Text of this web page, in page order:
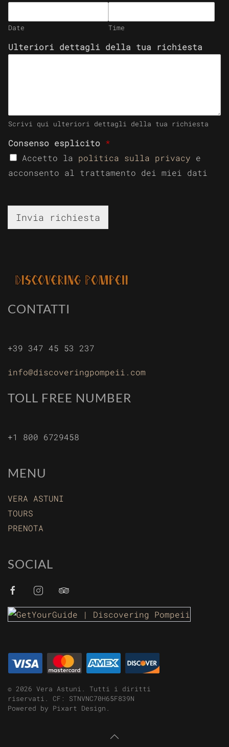
Date Time
Ulteriori dettagli della tua richiesta
Scrivi qui ulteriori dettagli della tua richiesta
Consenso esplicito *
Accetto la politica sulla privacy e
acconsento al trattamento dei miei dati
Invia richiesta
CONTATTI
+39 347 45 53 237
info@discoveringpompeii.com
TOLL FREE NUMBER
+1 800 6729458
MENU
VERA ASTUNI
TOURS
PRENOTA
SOCIAL
© 2026 Vera Astuni. Tutti i diritti
riservati. CF: STNVNC70H65F839N
Powered by Pixart Design .